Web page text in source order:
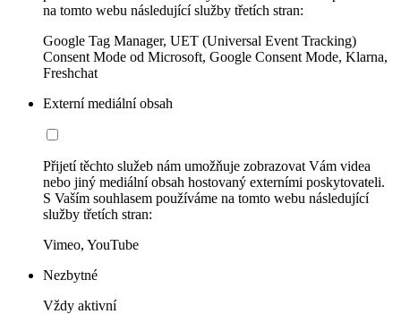
na tomto webu následující služby třetích stran:
Google Tag Manager, UET (Universal Event Tracking)
Consent Mode od Microsoft, Google Consent Mode, Klarna,
Freshchat
Externí mediální obsah
Přijetí těchto služeb nám umožňuje zobrazovat Vám videa
nebo jiný mediální obsah hostovaný externími poskytovateli.
S Vaším souhlasem používáme na tomto webu následující
služby třetích stran:
Vimeo, YouTube
Nezbytné
Vždy aktivní